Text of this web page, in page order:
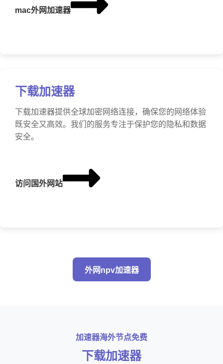
mac外网加速器
下载加速器
下载加速器提供全球加密网络连接，确保您的网络体验
既安全又高效。我们的服务专注于保护您的隐私和数据
安全。
访问国外网站
外网npv加速器
加速器海外节点免费
下载加速器